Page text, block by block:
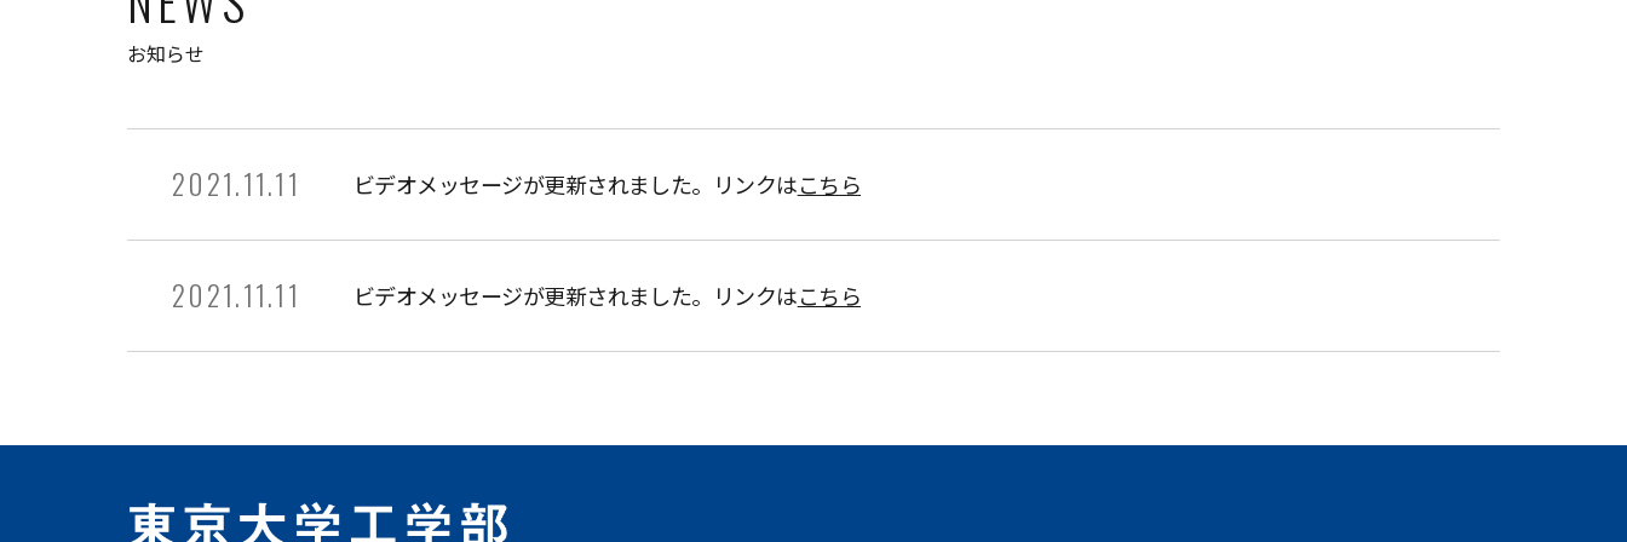
お知らせ
2021.11.11 ビデオメッセージが更新されました。リンクはこちら
2021.11.11 ビデオメッセージが更新されました。リンクはこちら